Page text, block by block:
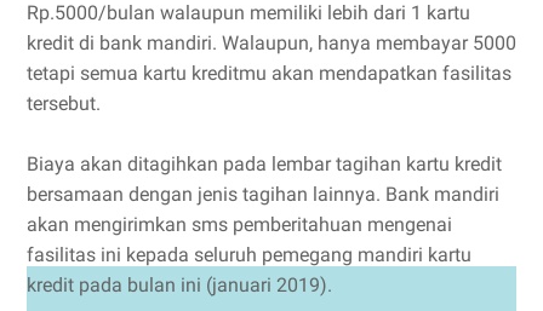
Rp.5000/bulan walaupun memiliki lebih dari 1 kartu
kredit di bank mandiri. Walaupun, hanya membayar 5000
tetapi semua kartu kreditmu akan mendapatkan fasilitas
tersebut.
Biaya akan ditagihkan pada lembar tagihan kartu kredit
bersamaan dengan jenis tagihan lainnya. Bank mandiri
akan mengirimkan sms pemberitahuan mengenai
fasilitas ini kepada seluruh pemegang mandiri kartu
kredit pada bulan ini (januari 2019).